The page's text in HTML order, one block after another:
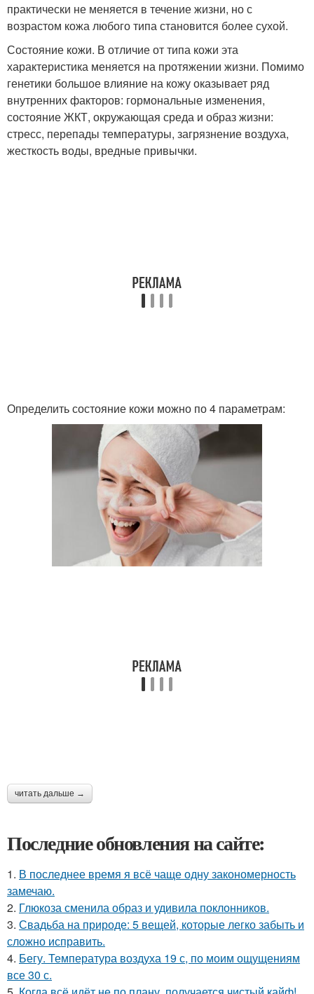
практически не меняется в течение жизни, но с
возрастом кожа любого типа становится более сухой.
Состояние кожи. В отличие от типа кожи эта
характеристика меняется на протяжении жизни. Помимо
генетики большое влияние на кожу оказывает ряд
внутренних факторов: гормональные изменения,
состояние ЖКТ, окружающая среда и образ жизни:
стресс, перепады температуры, загрязнение воздуха,
жесткость воды, вредные привычки.
Определить состояние кожи можно по 4 параметрам:
читать дальше →
Последние обновления на сайте:
1. В последнее время я всё чаще одну закономерность
замечаю.
2. Глюкоза сменила образ и удивила поклонников.
3. Свадьба на природе: 5 вещей, которые легко забыть и
сложно исправить.
4. Бегу. Температура воздуха 19 с, по моим ощущениям
все 30 с.